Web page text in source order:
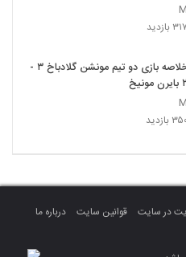
M
۳۱۷ بازدید
خلاصه بازی دو تیم مونشن گلادباخ ۳ -
۲ بایرن مونیخ
M
بازدید
در سایت قوانین سایت
درباره ما